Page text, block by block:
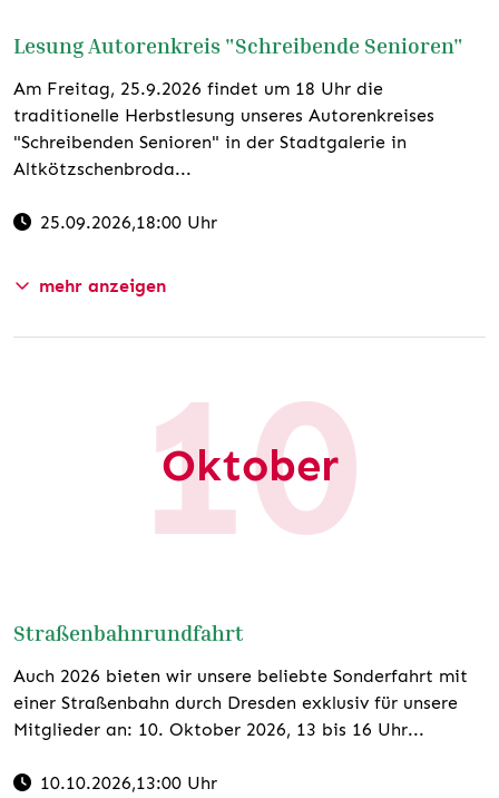
Lesung Autorenkreis "Schreibende Senioren"
Am Freitag, 25.9.2026 findet um 18 Uhr die
traditionelle Herbstlesung unseres Autorenkreises
"Schreibenden Senioren" in der Stadtgalerie in
Altkötzschenbroda...
25.09.2026,18:00 Uhr
mehr anzeigen
www.volkssolidaritaet-
meissen.de/beitraege/mitglieder-autorenkreis-ig-
schreibende-senioren/10
Oktober
Straßenbahnrundfahrt
Auch 2026 bieten wir unsere beliebte Sonderfahrt mit
einer Straßenbahn durch Dresden exklusiv für unsere
Mitglieder an: 10. Oktober 2026, 13 bis 16 Uhr...
10.10.2026,13:00 Uhr